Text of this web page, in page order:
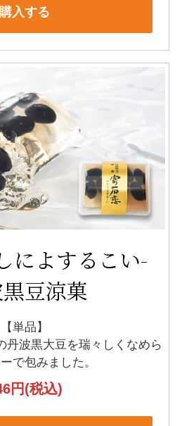
購入する
によするこい-
豆涼菓
【単品】
丹波黒大豆を瑞々しくなめら
で包みました。
円(税込)